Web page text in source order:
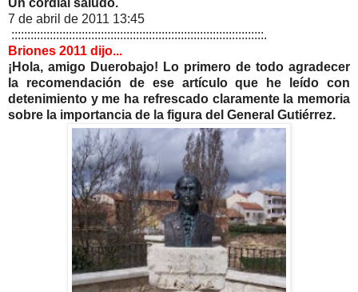
Un cordial saludo.
7 de abril de 2011 13:45
:::::::::::::::::::::::::::::::::::::::::::::::::::::::::::::::::::::::::::::::.
Briones 2011 dijo...
¡Hola, amigo Duerobajo! Lo primero de todo agradecer
la recomendación de ese artículo que he leído con
detenimiento y me ha refrescado claramente la memoria
sobre la importancia de la figura del General Gutiérrez.